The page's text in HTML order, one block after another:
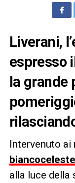
Liverani,
espresso
la grande
Intervenuto ai
biancoceleste
alla luce della